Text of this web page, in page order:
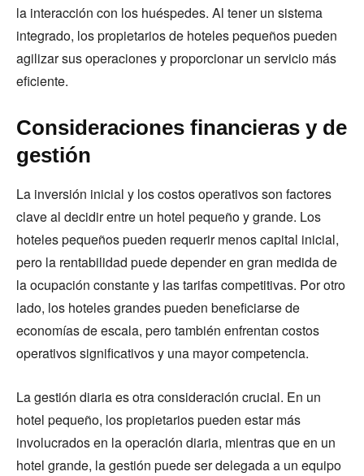
la interacción con los huéspedes. Al tener un sistema
integrado, los propietarios de hoteles pequeños pueden
agilizar sus operaciones y proporcionar un servicio más
eficiente.
Consideraciones financieras y de
gestión
La inversión inicial y los costos operativos son factores
clave al decidir entre un hotel pequeño y grande. Los
hoteles pequeños pueden requerir menos capital inicial,
pero la rentabilidad puede depender en gran medida de
la ocupación constante y las tarifas competitivas. Por otro
lado, los hoteles grandes pueden beneficiarse de
economías de escala, pero también enfrentan costos
operativos significativos y una mayor competencia.
La gestión diaria es otra consideración crucial. En un
hotel pequeño, los propietarios pueden estar más
involucrados en la operación diaria, mientras que en un
hotel grande, la gestión puede ser delegada a un equipo